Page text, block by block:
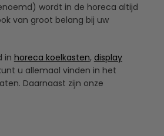
wordt in de horeca altijd
van groot belang bij uw
in horeca koelkasten, display
u allemaal vinden in het
Daarnaast zijn onze